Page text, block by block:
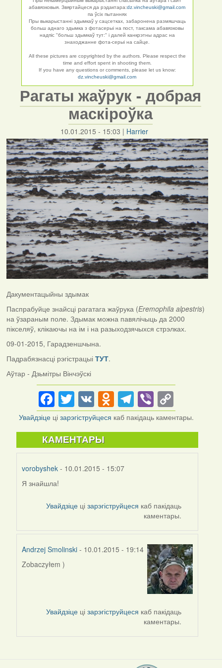
абавязковыя. Звяртайцеся да рэдактара:dz.vincheuski@gmail.com
па ўсіх пытаннях
Пры выкарыстанні здымкаў у сацсетках, забаронена размяшчаць
больш аднаго здымка з фотасерыі на пост, таксама абавязковы
надпіс "больш здымкаў тут:" і далей канкрэтны адрас на
знаходжанне фота-серыі на сайце.
All these pictures are copyrighted by the authors. Please respect the
time and effort spent in shooting them.
If you have any questions or comments, please let us know:
dz.vincheuski@gmail.com
Рагаты жаўрук - добрая
маскіроўка
10.01.2015 - 15:03 | Harrier
Дакументацыйны здымак
Паспрабуйце знайсці рагатага жаўрука (Eremophila alpestris)
на ўзараным поле. Здымак можна павялічыць да 2000
пікселяў, клікаючы на ім і на разыходзячыхся стрэлках.
09-01-2015, Гарадзеншчына.
Падрабязнасці рэгістрацыі ТУТ.
Аўтар - Дзьмітры Вінчэўскі
Facebook
Twitter
VKOdnoklassniki
Telegram
Viber
Link
Увайдзіце цізарэгіструйцеся каб пакідаць каментары.
КАМЕНТАРЫ
vorobyshek - 10.01.2015 - 15:07
Я знайшла!
Увайдзіце цізарэгіструйцеся каб пакідаць
каментары.
Andrzej Smolinski - 10.01.2015 - 19:14
Zobaczyłem )
Увайдзіце цізарэгіструйцеся каб пакідаць
каментары.